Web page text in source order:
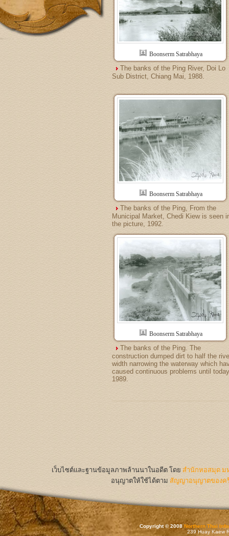
Boonserm Satrabhaya
The banks of the Ping River, Doi Lo
Sub District, Chiang Mai, 1988.
Boonserm Satrabhaya
The banks of the Ping, From the
Municipal Market, Chedi Kiew is seen
the picture, 1992.
Boonserm Satrabhaya
The banks of the Ping. The
construction dumped dirt to half the
width narrowing the waterway which
caused continuous problems until
1989.
เว็บไซต์และฐานข้อมูลภาพล้านนาในอดีต โดย สำนักหอสมุด ม
อนุญาตให้ใช้ได้ตาม สัญญาอนุญาตของค
Copyright © 2008Northern Thai
239 Huay Kaew